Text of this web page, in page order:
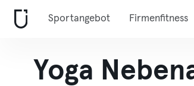
Sportangebot Firmenfitness
Yoga